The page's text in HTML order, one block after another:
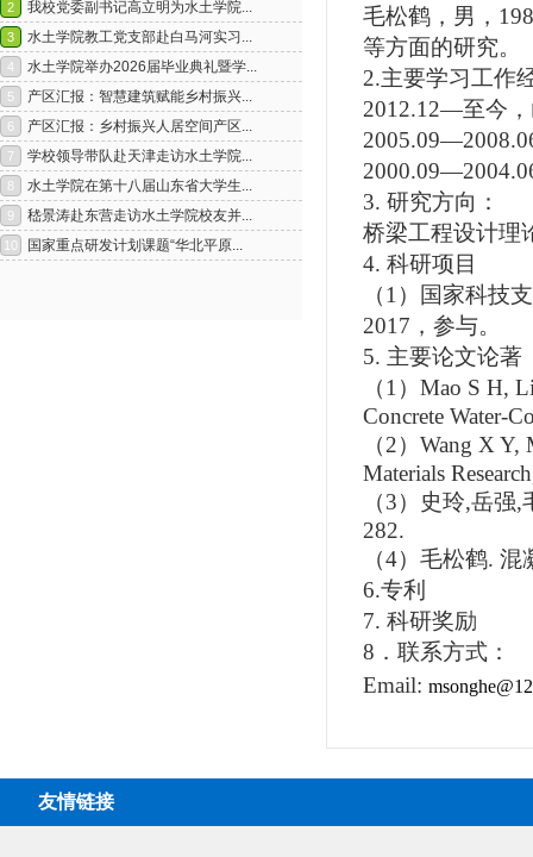
1
毛松鹤，男，
等方面的研究。
2.主要学习工作
2012.12—至今
3. 研究方向：
桥梁工程设计理
4. 科研项目
（1 ）国家科技
2017 ，参与。
5. 主要论文论著
（1 ） Mao S H,
Concrete Water-
（2） Wang X Y,
Materials
（3）史玲,岳强,
282.
（4）毛松鹤. 混
6.专利
7. 科研奖励
8 ．联系方式：
Email:
友情链接